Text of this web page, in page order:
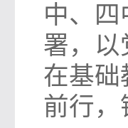
中、
署，以
在基础
前行